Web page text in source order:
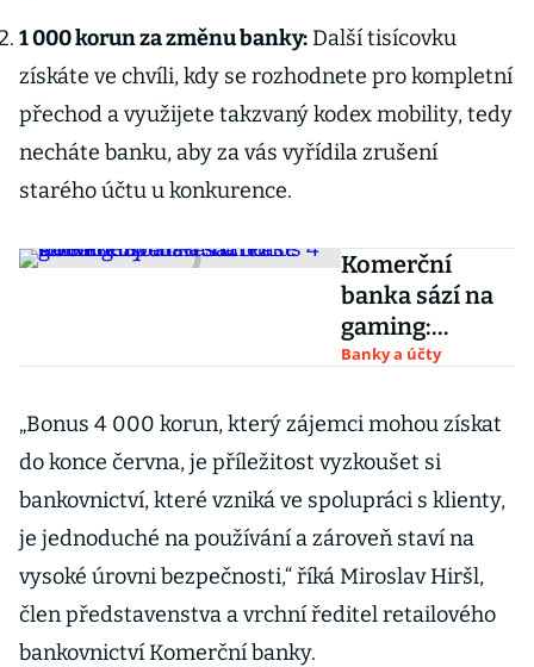
1 000 korun za změnu banky:Další tisícovku
získáte ve chvíli, kdy se rozhodnete pro kompletní
přechod a využijete takzvaný kodex mobility, tedy
necháte banku, aby za vás vyřídila zrušení
starého účtu u konkurence.
Komerční
banka sází na
gaming:
Spouští soutěž
láká na bonus
4 000 korun
Banky a účty
„Bonus 4 000 korun, který zájemci mohou získat
do konce června, je příležitost vyzkoušet si
bankovnictví, které vzniká ve spolupráci s klienty,
je jednoduché na používání a zároveň staví na
vysoké úrovni bezpečnosti,“ říká Miroslav Hiršl,
člen představenstva a vrchní ředitel retailového
bankovnictví Komerční banky.